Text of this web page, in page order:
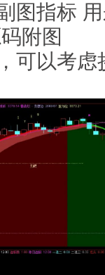
图指标
附图
可以考虑